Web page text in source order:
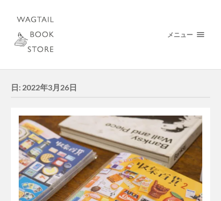
メニュー
日: 2022年3月26日